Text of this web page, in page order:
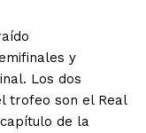
y
Los dos
trofeo son el Real
de la